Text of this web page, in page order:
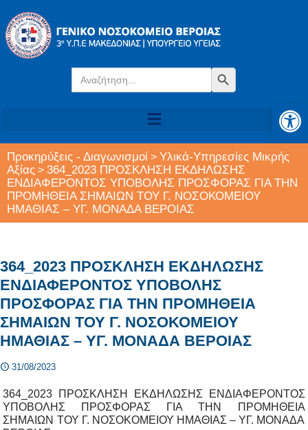
Search
for:
Search Button
Προκηρύξεις - Διαγωνισμοί > Υλικά-Υπηρεσίες Μικρής
Αξίας > 364_2023 ΠΡΟΣΚΛΗΣΗ ΕΚΔΗΛΩΣΗΣ
ΕΝΔΙΑΦΕΡΟΝΤΟΣ ΥΠΟΒΟΛΗΣ ΠΡΟΣΦΟΡΑΣ ΓΙΑ ΤΗΝ
ΠΡΟΜΗΘΕΙΑ ΣΗΜΑΙΩΝ ΤΟΥ Γ. ΝΟΣΟΚΟΜΕΙΟΥ
ΗΜΑΘΙΑΣ – ΥΓ. ΜΟΝΑΔΑ ΒΕΡΟΙΑΣ
364_2023 ΠΡΟΣΚΛΗΣΗ ΕΚΔΗΛΩΣΗΣ
ΕΝΔΙΑΦΕΡΟΝΤΟΣ ΥΠΟΒΟΛΗΣ
ΠΡΟΣΦΟΡΑΣ ΓΙΑ ΤΗΝ ΠΡΟΜΗΘΕΙΑ
ΣΗΜΑΙΩΝ ΤΟΥ Γ. ΝΟΣΟΚΟΜΕΙΟΥ
ΗΜΑΘΙΑΣ – ΥΓ. ΜΟΝΑΔΑ ΒΕΡΟΙΑΣ
31/08/2023
364_2023 ΠΡΟΣΚΛΗΣΗ ΕΚΔΗΛΩΣΗΣ ΕΝΔΙΑΦΕΡΟΝΤΟΣ
ΥΠΟΒΟΛΗΣ ΠΡΟΣΦΟΡΑΣ ΓΙΑ ΤΗΝ ΠΡΟΜΗΘΕΙΑ
ΣΗΜΑΙΩΝ ΤΟΥ Γ. ΝΟΣΟΚΟΜΕΙΟΥ ΗΜΑΘΙΑΣ – ΥΓ. ΜΟΝΑΔΑ